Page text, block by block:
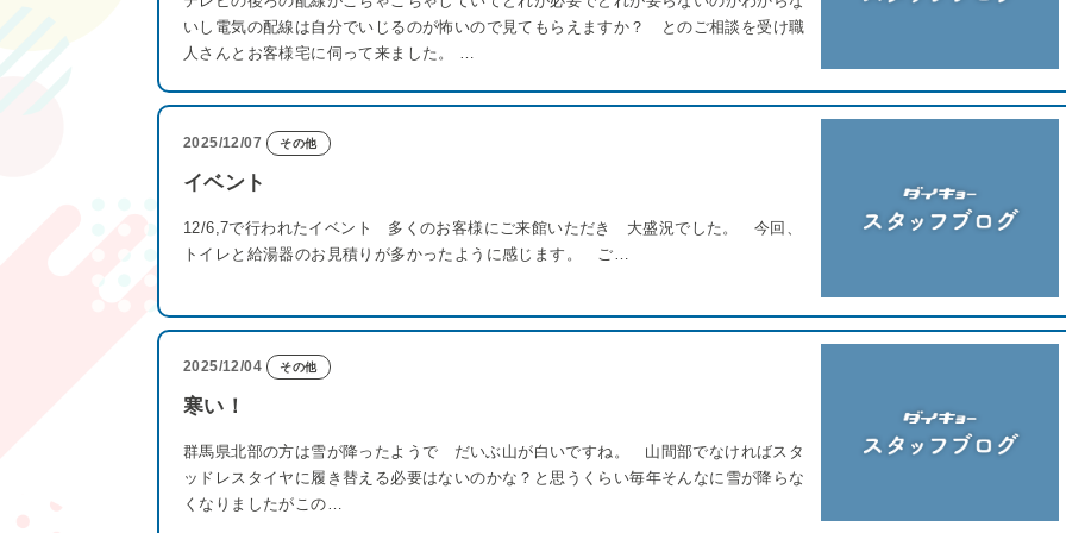
いし電気の配線は自分でいじるのが怖いので見てもらえますか？ とのご相談を受け職
人さんとお客様宅に伺って来ました。 …
2025/12/07 その他
イベント
12/6,7で行われたイベント 多くのお客様にご来館いただき 大盛況でした。 今回、
トイレと給湯器のお見積りが多かったように感じます。 ご…
2025/12/04 その他
寒い！
群馬県北部の方は雪が降ったようで だいぶ山が白いですね。 山間部でなければスタ
ッドレスタイヤに履き替える必要はないのかな？と思うくらい毎年そんなに雪が降らな
くなりましたがこの…